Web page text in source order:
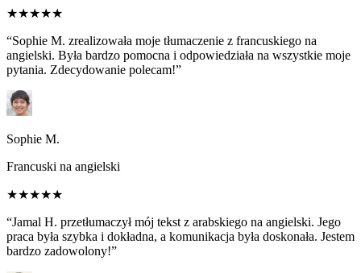
★★★★★
“Sophie M. zrealizowała moje tłumaczenie z francuskiego na
angielski. Była bardzo pomocna i odpowiedziała na wszystkie moje
pytania. Zdecydowanie polecam!”
Sophie M.
Francuski na angielski
★★★★★
“Jamal H. przetłumaczył mój tekst z arabskiego na angielski. Jego
praca była szybka i dokładna, a komunikacja była doskonała. Jestem
bardzo zadowolony!”